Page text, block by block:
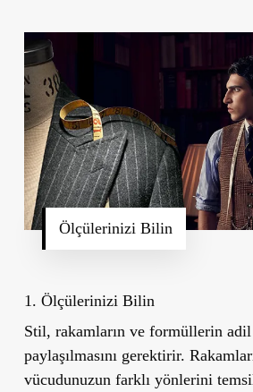
Ölçülerinizi Bilin
1. Ölçülerinizi Bilin
Stil, rakamların ve formüllerin
paylaşılmasını gerektirir.
vücudunuzun farklı yönlerini